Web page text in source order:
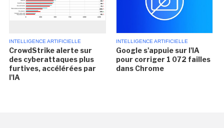
INTELLIGENCE ARTIFICIELLE
CrowdStrike alerte sur
des cyberattaques plus
furtives, accélérées par
l'IA
INTELLIGENCE ARTIFICIELLE
Google s'appuie sur l'IA
pour corriger 1 072 failles
dans Chrome